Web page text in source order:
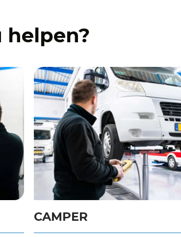
helpen?
CAMPER